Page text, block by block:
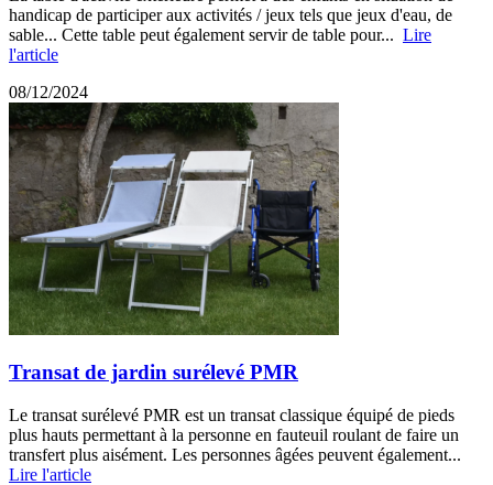
handicap de participer aux activités / jeux tels que jeux d'eau, de
sable... Cette table peut également servir de table pour... Lire
l'article
08/12/2024
Transat de jardin surélevé PMR
Le transat surélevé PMR est un transat classique équipé de pieds
plus hauts permettant à la personne en fauteuil roulant de faire un
transfert plus aisément. Les personnes âgées peuvent également...
Lire l'article